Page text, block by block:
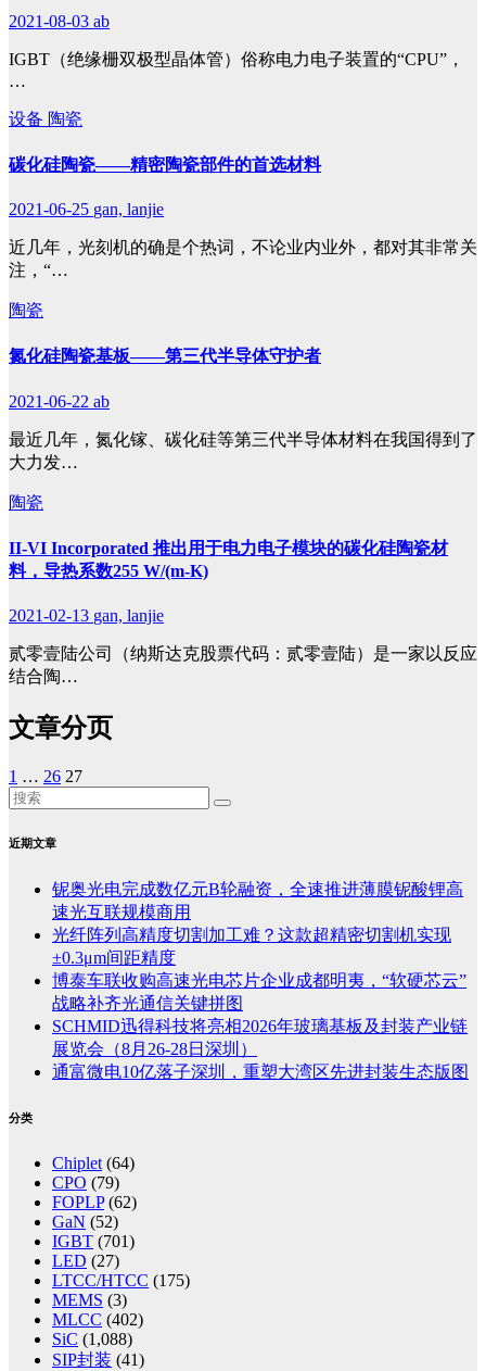
2021-08-03 ab
IGBT（绝缘栅双极型晶体管）俗称电力电子装置的“CPU”，
…
设备 陶瓷
碳化硅陶瓷——精密陶瓷部件的首选材料
2021-06-25 gan, lanjie
近几年，光刻机的确是个热词，不论业内业外，都对其非常关
注，“…
陶瓷
氮化硅陶瓷基板——第三代半导体守护者
2021-06-22 ab
最近几年，氮化镓、碳化硅等第三代半导体材料在我国得到了
大力发…
陶瓷
II-VI Incorporated 推出用于电力电子模块的碳化硅陶瓷材
料，导热系数255 W/(m-K)
2021-02-13 gan, lanjie
贰零壹陆公司（纳斯达克股票代码：贰零壹陆）是一家以反应
结合陶…
文章分页
1 … 26 27
近期文章
铌奥光电完成数亿元B轮融资，全速推进薄膜铌酸锂高
速光互联规模商用
光纤阵列高精度切割加工难？这款超精密切割机实现
±0.3μm间距精度
博泰车联收购高速光电芯片企业成都明夷，“软硬芯云”
战略补齐光通信关键拼图
SCHMID迅得科技将亮相2026年玻璃基板及封装产业链
展览会（8月26-28日深圳）
通富微电10亿落子深圳，重塑大湾区先进封装生态版图
分类
Chiplet (64)
CPO (79)
FOPLP(62)
GaN (52)
IGBT (701)
LED (27)
LTCC/HTCC (175)
MEMS (3)
MLCC (402)
SiC (1,088)
SIP封装 (41)